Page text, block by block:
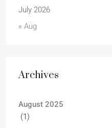
July 2026
« Aug
Archives
August 2025
(1)